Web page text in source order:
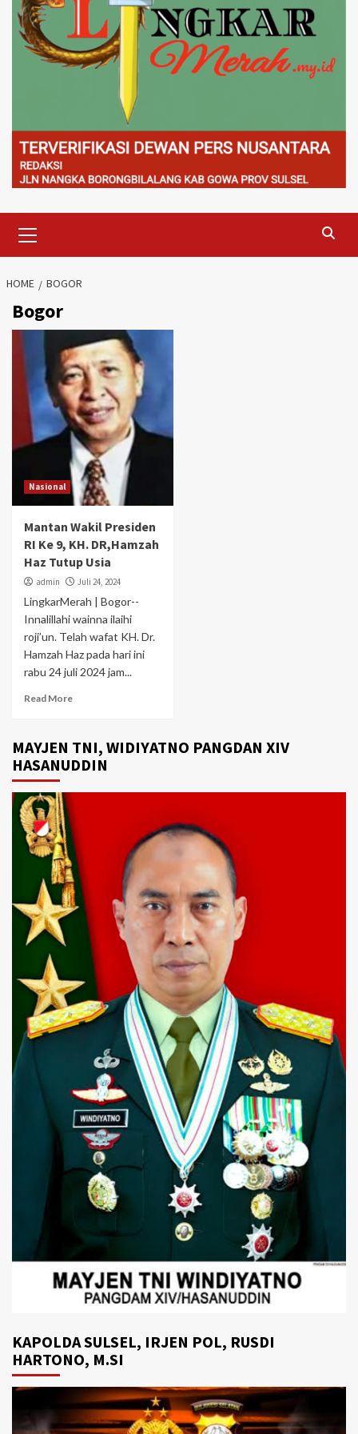
Menu
HOME BOGOR
Bogor
Nasional
Mantan Wakil Presiden
RI Ke 9, KH. DR,Hamzah
Haz Tutup Usia
admin Juli 24, 2024
LingkarMerah | Bogor--
Innalillahi wainna ilaihi
roji’un. Telah wafat KH. Dr.
Hamzah Haz pada hari ini
rabu 24 juli 2024 jam...
Read More
MAYJEN TNI, WIDIYATNO PANGDAN XIV
HASANUDDIN
KAPOLDA SULSEL, IRJEN POL, RUSDI
HARTONO, M.SI